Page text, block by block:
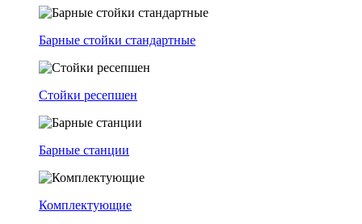
Барные стойки стандартные
Стойки ресепшен
Барные станции
Комплектующие